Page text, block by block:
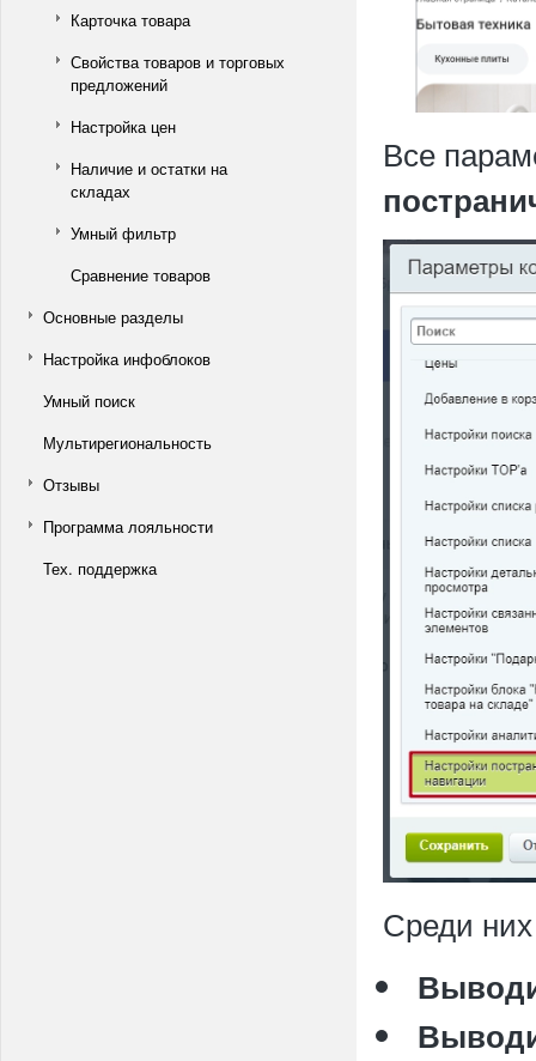
Карточка товара
Свойства товаров и торговых
предложений
Настройка цен
Наличие и остатки на
складах
Умный фильтр
Сравнение товаров
Основные разделы
Настройка инфоблоков
Умный поиск
Мультирегиональность
Отзывы
Программа лояльности
Тех. поддержка
Все
Среди